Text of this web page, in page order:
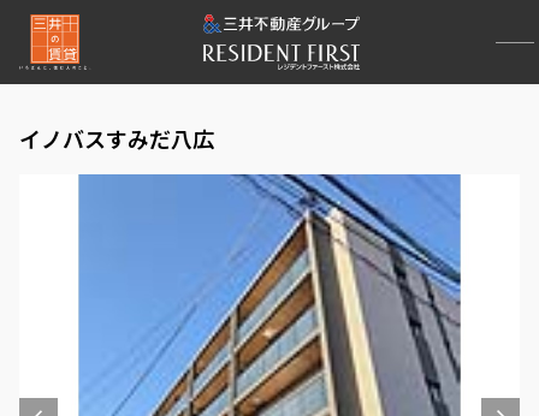
イノバスすみだ八広